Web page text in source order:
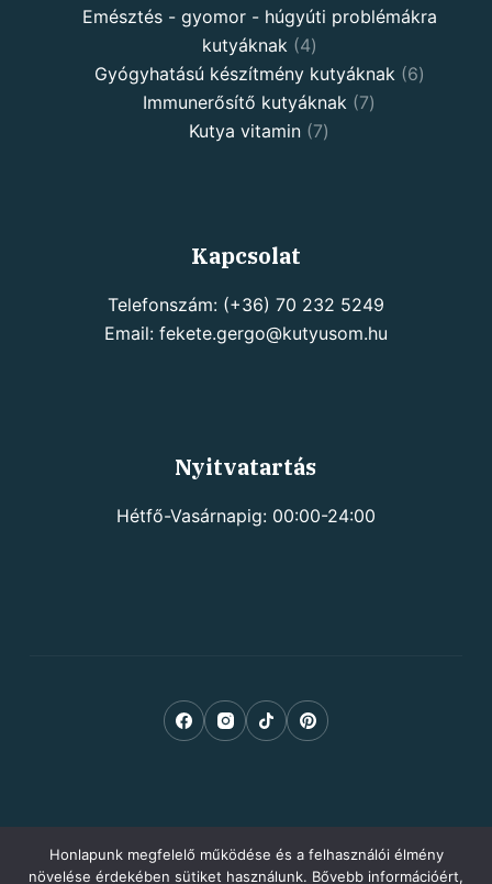
Emésztés - gyomor - húgyúti problémákra
kutyáknak
4
Gyógyhatású készítmény kutyáknak
6
Immunerősítő kutyáknak
7
Kutya vitamin 7
Kapcsolat
Telefonszám: (+36) 70 232 5249
Email: fekete.gergo@kutyusom.hu
Nyitvatartás
Hétfő-Vasárnapig: 00:00-24:00
Honlapunk megfelelő működése és a felhasználói élmény
növelése érdekében sütiket használunk. Bővebb információért,